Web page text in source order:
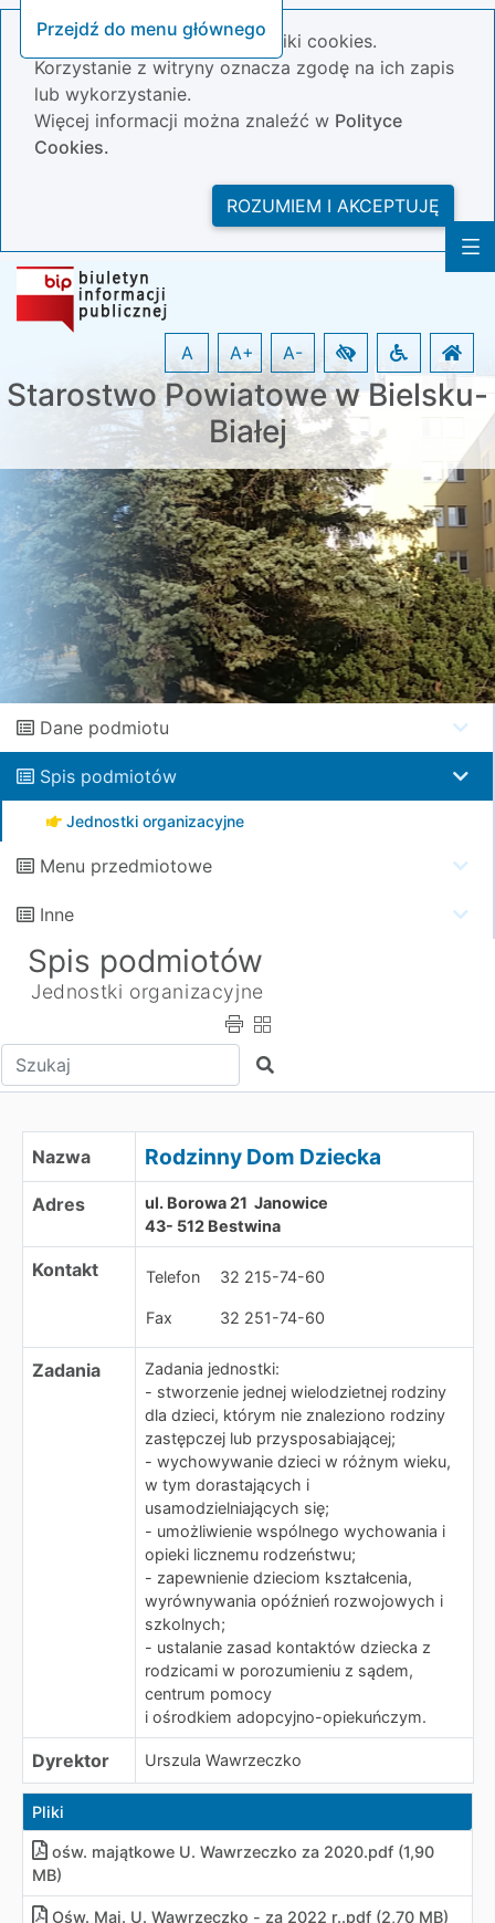
Przejdź do menu głównego
Nasza strona wykorzystuje pliki cookies.
Korzystanie z witryny oznacza zgodę na ich zapis
lub wykorzystanie.
Więcej informacji można znaleźć w Polityce
Cookies.
ROZUMIEM I AKCEPTUJĘ
Starostwo Powiatowe w Bielsku-
Białej
A A+ A-
Dane podmiotu
Spis podmiotów
Jednostki organizacyjne
Menu przedmiotowe
Inne
Spis podmiotów
Jednostki organizacyjne
Wpisz tekst do wyszukania Szukaj
Rodzinny Dom Dziecka
Nazwa Rodzinny Dom Dziecka
Adres
ul. Borowa 21 Janowice
43- 512 Bestwina
Kontakt Telefon 32 215-74-60
Fax 32 251-74-60
Zadania
Zadania jednostki:
- stworzenie jednej wielodzietnej rodziny
dla dzieci, którym nie znaleziono rodziny
zastępczej lub przysposabiającej;
- wychowywanie dzieci w różnym wieku,
w tym dorastających i
usamodzielniających się;
- umożliwienie wspólnego wychowania i
opieki licznemu rodzeństwu;
- zapewnienie dzieciom kształcenia,
wyrównywania opóźnień rozwojowych i
szkolnych;
- ustalanie zasad kontaktów dziecka z
rodzicami w porozumieniu z sądem,
centrum pomocy
i ośrodkiem adopcyjno-opiekuńczym.
Dyrektor Urszula Wawrzeczko
Pliki
ośw. majątkowe U. Wawrzeczko za 2020.pdf (1,90
MB)
Ośw. Maj. U. Wawrzeczko - za 2022 r..pdf (2,70 MB)